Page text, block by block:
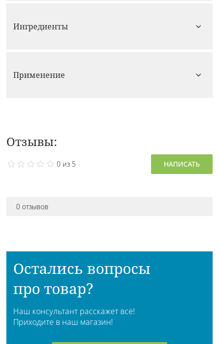
Ингредиенты
Применение
Отзывы:
0 из 5 НАПИСАТЬ
0 отзывов
Остались вопросы
про товар?
Наш консультант расскажет всё!
Приходите в наш магазин!